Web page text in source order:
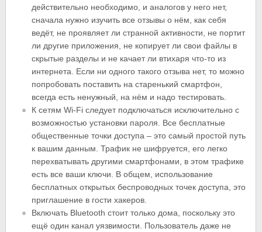
действительно необходимо, и аналогов у него нет,
сначала нужно изучить все отзывы о нём, как себя
ведёт, не проявляет ли странной активности, не портит
ли другие приложения, не копирует ли свои файлы в
скрытые разделы и не качает ли втихаря что-то из
интернета. Если ни одного такого отзыва нет, то можно
попробовать поставить на старенький смартфон,
всегда есть ненужный, на нём и надо тестировать.
К сетям Wi-Fi следует подключаться исключительно с
возможностью установки пароля. Все бесплатные
общественные точки доступа – это самый простой путь
к вашим данным. Трафик не шифруется, его легко
перехватывать другими смартфонами, в этом трафике
есть все ваши ключи. В общем, использование
бесплатных открытых беспроводных точек доступа, это
приглашение в гости хакеров.
Включать Bluetooth стоит только дома, поскольку это
ещё один канал уязвимости. Пользователь даже не